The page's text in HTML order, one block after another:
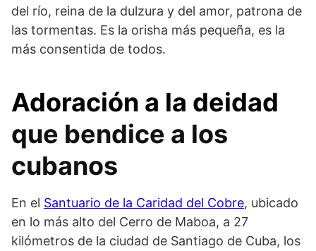
del río, reina de la dulzura y del amor, patrona de
las tormentas. Es la orisha más pequeña, es la
más consentida de todos.
Adoración a la deidad
que bendice a los
cubanos
En el Santuario de la Caridad del Cobre, ubicado
en lo más alto del Cerro de Maboa, a 27
kilómetros de la ciudad de Santiago de Cuba, los